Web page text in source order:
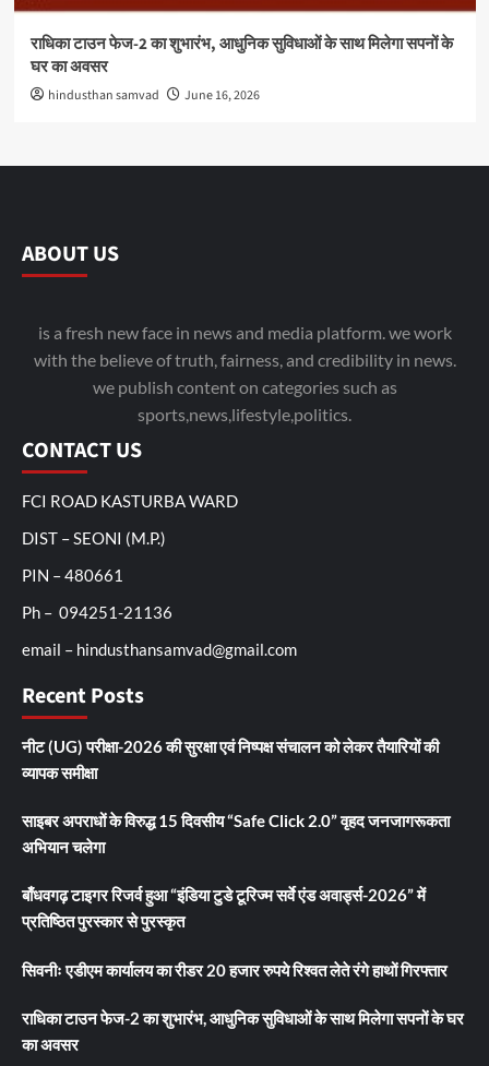
राधिका टाउन फेज-2 का शुभारंभ, आधुनिक सुविधाओं के साथ मिलेगा सपनों के
घर का अवसर
hindusthan samvad June 16, 2026
ABOUT US
is a fresh new face in news and media platform. we work
with the believe of truth, fairness, and credibility in news.
we publish content on categories such as
sports,news,lifestyle,politics.
CONTACT US
FCI ROAD KASTURBA WARD
DIST – SEONI (M.P.)
PIN – 480661
Ph – 094251-21136
email – hindusthansamvad@gmail.com
Recent Posts
नीट (UG) परीक्षा-2026 की सुरक्षा एवं निष्पक्ष संचालन को लेकर तैयारियों की
व्यापक समीक्षा
साइबर अपराधों के विरुद्ध 15 दिवसीय “Safe Click 2.0” वृहद जनजागरूकता
अभियान चलेगा
बाँधवगढ़ टाइगर रिजर्व हुआ “इंडिया टुडे टूरिज्म सर्वे एंड अवार्ड्स-2026” में
प्रतिष्ठित पुरस्कार से पुरस्कृत
सिवनीः एडीएम कार्यालय का रीडर 20 हजार रुपये रिश्वत लेते रंगे हाथों गिरफ्तार
राधिका टाउन फेज-2 का शुभारंभ, आधुनिक सुविधाओं के साथ मिलेगा सपनों के घर
का अवसर